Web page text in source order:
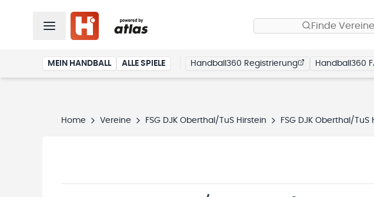
Finde
MEIN HANDBALL ALLE SPIELE Handball360 Registrierung Handball360
Home Vereine FSG DJK Oberthal/TuS Hirstein FSG DJK Oberthal/TuS